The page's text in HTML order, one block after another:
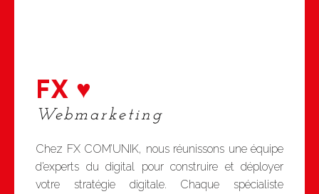
FX ♥
Webmarketing
Chez FX COM’UNIK, nous réunissons une équipe
d’experts du digital pour construire et déployer
votre stratégie digitale. Chaque spécialiste